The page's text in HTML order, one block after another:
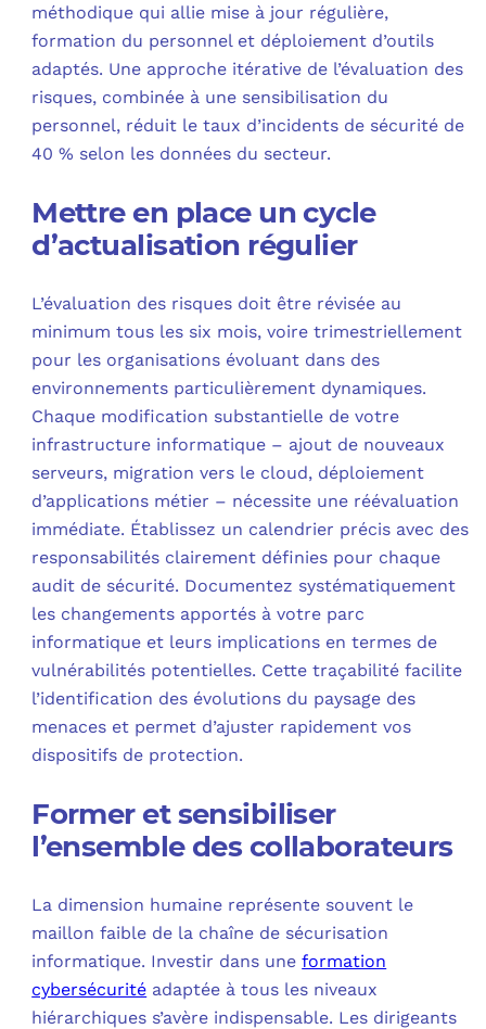
méthodique qui allie mise à jour régulière,
formation du personnel et déploiement d’outils
adaptés. Une approche itérative de l’évaluation des
risques, combinée à une sensibilisation du
personnel, réduit le taux d’incidents de sécurité de
40 % selon les données du secteur.
Mettre en place un cycle
d’actualisation régulier
L’évaluation des risques doit être révisée au
minimum tous les six mois, voire trimestriellement
pour les organisations évoluant dans des
environnements particulièrement dynamiques.
Chaque modification substantielle de votre
infrastructure informatique – ajout de nouveaux
serveurs, migration vers le cloud, déploiement
d’applications métier – nécessite une réévaluation
immédiate. Établissez un calendrier précis avec des
responsabilités clairement définies pour chaque
audit de sécurité. Documentez systématiquement
les changements apportés à votre parc
informatique et leurs implications en termes de
vulnérabilités potentielles. Cette traçabilité facilite
l’identification des évolutions du paysage des
menaces et permet d’ajuster rapidement vos
dispositifs de protection.
Former et sensibiliser
l’ensemble des collaborateurs
La dimension humaine représente souvent le
maillon faible de la chaîne de sécurisation
informatique. Investir dans uneformation
cybersécurité adaptée à tous les niveaux
hiérarchiques s’avère indispensable. Les dirigeants